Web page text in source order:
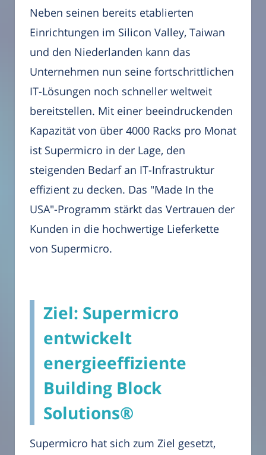
Neben seinen bereits etablierten
Einrichtungen im Silicon Valley, Taiwan
und den Niederlanden kann das
Unternehmen nun seine fortschrittlichen
IT-Lösungen noch schneller weltweit
bereitstellen. Mit einer beeindruckenden
Kapazität von über 4000 Racks pro Monat
ist Supermicro in der Lage, den
steigenden Bedarf an IT-Infrastruktur
effizient zu decken. Das "Made In the
USA"-Programm stärkt das Vertrauen der
Kunden in die hochwertige Lieferkette
von Supermicro.
Ziel: Supermicro
entwickelt
energieeffiziente
Building Block
Solutions®
Supermicro hat sich zum Ziel gesetzt,